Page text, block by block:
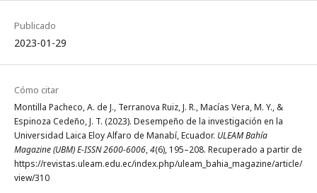
Publicado
2023-01-29
Cómo citar
Montilla Pacheco, A. de J., Terranova Ruiz, J. R., Macías Vera, M. Y., &
Espinoza Cedeño, J. T. (2023). Desempeño de la investigación en la
Universidad Laica Eloy Alfaro de Manabí, Ecuador. ULEAM Bahía
Magazine (UBM) E-ISSN 2600-6006,4(6), 195–208. Recuperado a partir de
https://revistas.uleam.edu.ec/index.php/uleam_bahia_magazine/article/
view/310